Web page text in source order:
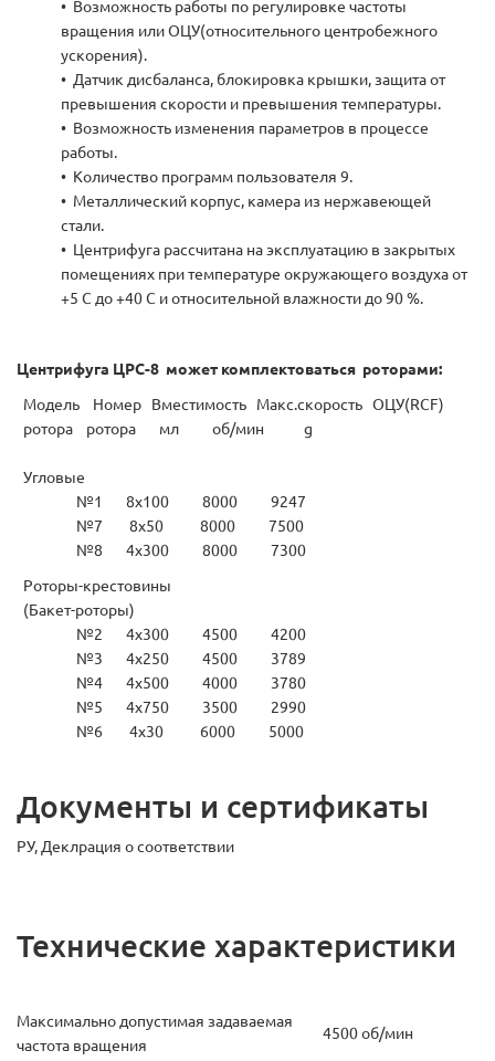
• Возможность работы по регулировке частоты
вращения или ОЦУ(относительного центробежного
ускорения).
• Датчик дисбаланса, блокировка крышки, защита от
превышения скорости и превышения температуры.
• Возможность изменения параметров в процессе
работы.
• Количество программ пользователя 9.
• Металлический корпус, камера из нержавеющей
стали.
• Центрифуга рассчитана на эксплуатацию в закрытых
помещениях при температуре окружающего воздуха от
+5 С до +40 С и относительной влажности до 90 %.
Центрифуга ЦРС-8 может комплектоваться роторами:
Модель Номер Вместимость Макс.скорость ОЦУ(RCF)
ротора ротора мл об/мин g
Угловые
№1 8x100 8000 9247
№7 8x50 8000 7500
№8 4x300 8000 7300
Роторы-крестовины
(Бакет-роторы)
№2 4x300 4500 4200
№3 4x250 4500 3789
№4 4x500 4000 3780
№5 4x750 3500 2990
№6 4x30 6000 5000
Документы и сертификаты
РУ, Деклрация о соответствии
Технические характеристики
Максимально допустимая задаваемая
частота вращения
4500 об/мин